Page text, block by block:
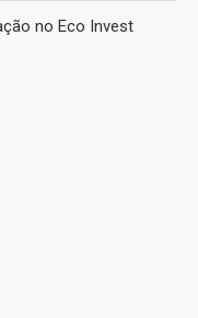
no Eco Invest